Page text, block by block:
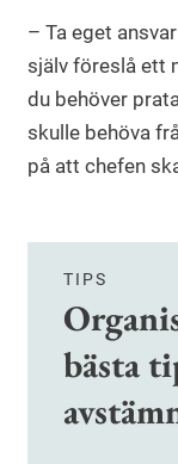
– Ta eget
själv föreslå ett
du behöver
skulle behöva
på att chefen
TIPS
bästa